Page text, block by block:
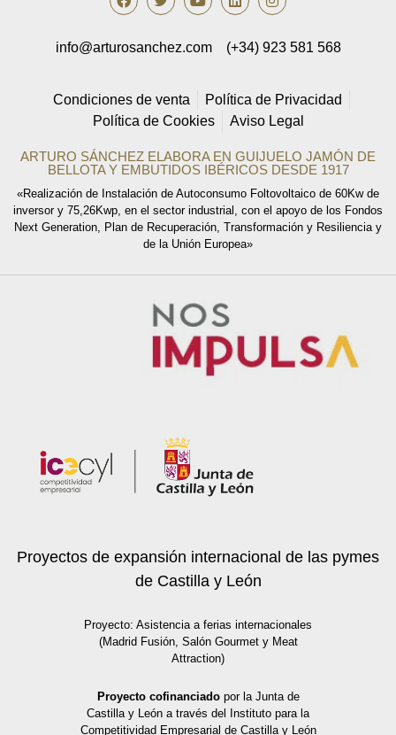
automatizado, incluida la elaboración de perfiles, así como revocar los
info@arturosanchez.com tal y como se indica en lapolítica de privacidad.
Condiciones de venta
Política de Privacidad
Política de Cookies
Aviso Legal
ARTURO SÁNCHEZ ELABORA EN GUIJUELO JAMÓN DE
BELLOTA Y EMBUTIDOS IBÉRICOS DESDE 1917
«Realización de Instalación de Autoconsumo Foltovoltaico de 60Kw de
inversor y 75,26Kwp, en el sector industrial, con el apoyo de los Fondos
Next Generation, Plan de Recuperación, Transformación y Resiliencia y
de la Unión Europea»
info@arturosanchez.com (+34) 923 581 568
Proyectos de expansión internacional de las pymes
de Castilla y León
Proyecto: Asistencia a ferias internacionales
(Madrid Fusión, Salón Gourmet y Meat
Attraction)
Proyecto cofinanciadopor la Junta de
Castilla y León a través del Instituto para la
Competitividad Empresarial de Castilla y León